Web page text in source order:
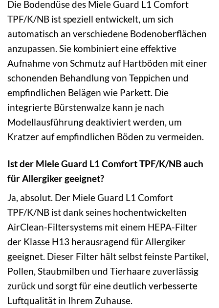
Die Bodendüse des Miele Guard L1 Comfort
TPF/K/NB ist speziell entwickelt, um sich
automatisch an verschiedene Bodenoberflächen
anzupassen. Sie kombiniert eine effektive
Aufnahme von Schmutz auf Hartböden mit einer
schonenden Behandlung von Teppichen und
empfindlichen Belägen wie Parkett. Die
integrierte Bürstenwalze kann je nach
Modellausführung deaktiviert werden, um
Kratzer auf empfindlichen Böden zu vermeiden.
Ist der Miele Guard L1 Comfort TPF/K/NB auch
für Allergiker geeignet?
Ja, absolut. Der Miele Guard L1 Comfort
TPF/K/NB ist dank seines hochentwickelten
AirClean-Filtersystems mit einem HEPA-Filter
der Klasse H13 herausragend für Allergiker
geeignet. Dieser Filter hält selbst feinste Partikel,
Pollen, Staubmilben und Tierhaare zuverlässig
zurück und sorgt für eine deutlich verbesserte
Luftqualität in Ihrem Zuhause.